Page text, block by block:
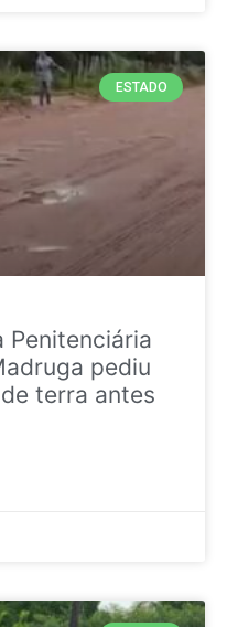
ESTADO
Penitenciária
pediu
terra antes